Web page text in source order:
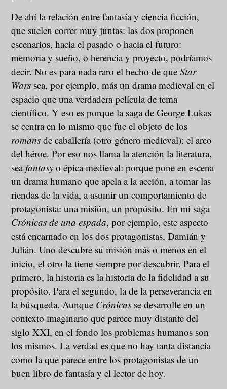
De ahí la relación entre fantasía y ciencia ficción,
que suelen correr muy juntas: las dos proponen
escenarios, hacia el pasado o hacia el futuro:
memoria y sueño, o herencia y proyecto, podríamos
decir. No es para nada raro el hecho de queStar
Wars sea, por ejemplo, más un drama medieval en el
espacio que una verdadera película de tema
científico. Y eso es porque la saga de George Lukas
se centra en lo mismo que fue el objeto de los
romans de caballería (otro género medieval): el arco
del héroe. Por eso nos llama la atención la literatura,
seafantasy o épica medieval: porque pone en escena
un drama humano que apela a la acción, a tomar las
riendas de la vida, a asumir un comportamiento de
protagonista: una misión, un propósito. En mi saga
Crónicas de una espada, por ejemplo, este aspecto
está encarnado en los dos protagonistas, Damián y
Julián. Uno descubre su misión más o menos en el
inicio, el otro la tiene siempre por descubrir. Para el
primero, la historia es la historia de la fidelidad a su
propósito. Para el segundo, la de la perseverancia en
la búsqueda. Aunque Crónicas se desarrolle en un
contexto imaginario que parece muy distante del
siglo XXI, en el fondo los problemas humanos son
los mismos. La verdad es que no hay tanta distancia
como la que parece entre los protagonistas de un
buen libro de fantasía y el lector de hoy.